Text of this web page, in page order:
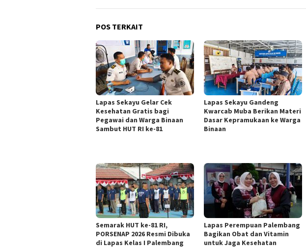
POS TERKAIT
Lapas Sekayu Gelar Cek
Kesehatan Gratis bagi
Pegawai dan Warga Binaan
Sambut HUT RI ke-81
Lapas Sekayu Gandeng
Kwarcab Muba Berikan Materi
Dasar Kepramukaan ke Warga
Binaan
Semarak HUT ke-81 RI,
PORSENAP 2026 Resmi Dibuka
di Lapas Kelas I Palembang
Lapas Perempuan Palembang
Bagikan Obat dan Vitamin
untuk Jaga Kesehatan